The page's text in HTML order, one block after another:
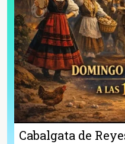
Cabalgata de